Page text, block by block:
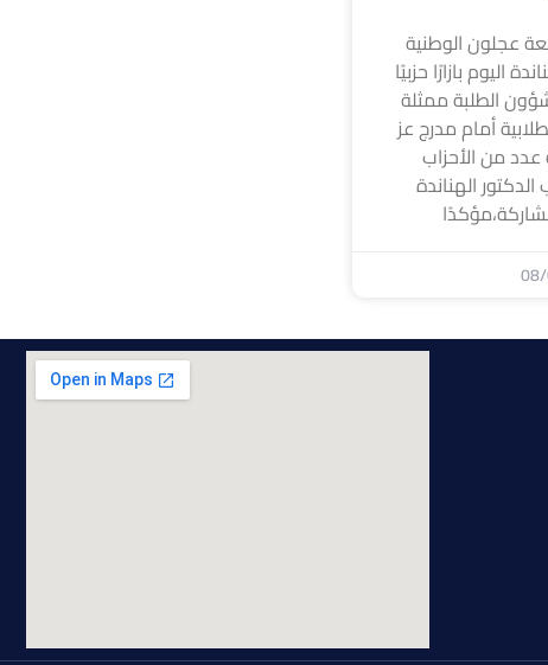
عجلون الوطنية
اليوم بازارًا حزبيًا
الطلبة ممثلة
أمام مدرج عز
من الأحزاب
الهناندة